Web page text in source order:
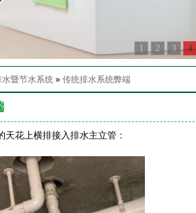
1 2 3 4
暨节水系统 » 传统排水系统弊端
花上横排接入排水主立管：